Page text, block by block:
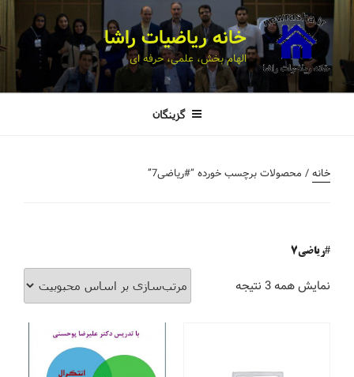
خانه ریاضیات راشا
الهام بخش، علمی، حرفه ای
گزینگان
خانه/ محصولات برچسب خورده “#ریاضی7”
#ریاضی7
نمایش همه 3 نتیجه